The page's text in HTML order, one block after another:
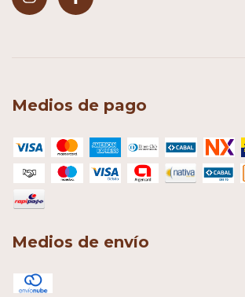
Medios de pago
Medios de envío